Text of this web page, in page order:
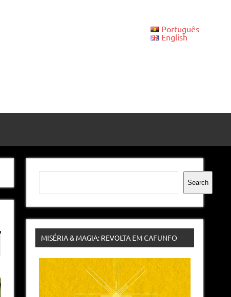
Português
English
Pesquisar
Search
MISÉRIA & MAGIA: REVOLTA EM CAFUNFO